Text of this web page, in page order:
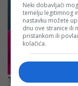
Neki dobavljači
temelju legitimnog
nastavku možete
dnu ove stranice ili
pristankom ili
kolačića.